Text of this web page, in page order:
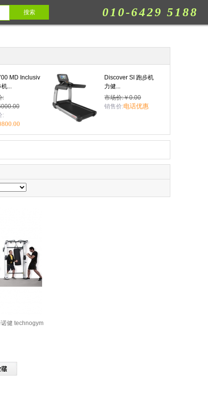
010-6429 5188
MD Inclusiv
...
:
:
Discover SI 跑步机
力健...
市场价:￥0.00
销售价:电话优惠
健 technogym